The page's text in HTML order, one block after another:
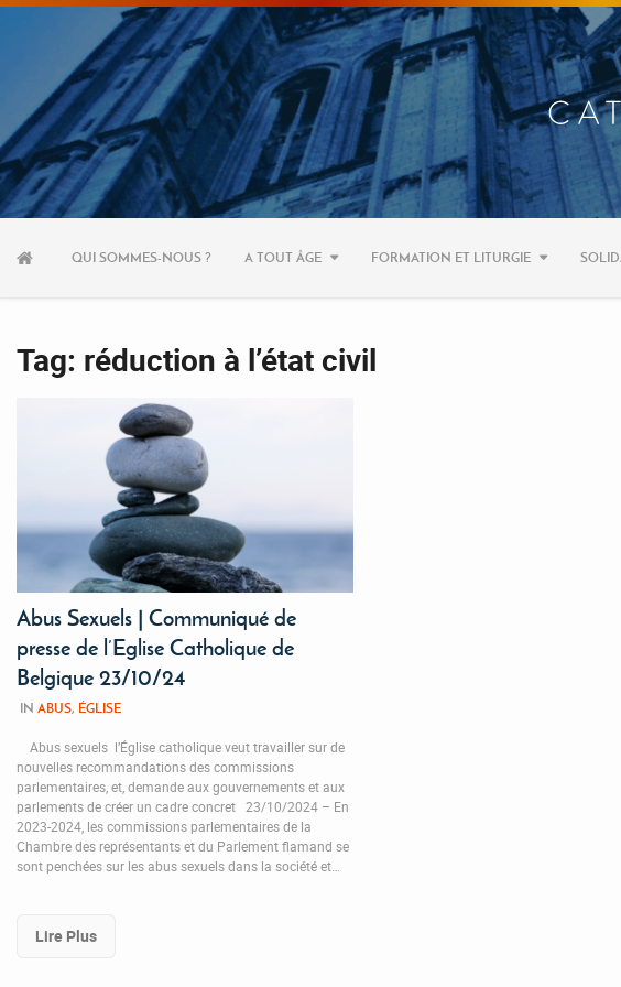
au
contenu
QUI SOMMES-NOUS ? A TOUT ÂGE FORMATION ET LITURGIE
Tag: réduction à l’état civil
Abus Sexuels | Communiqué de
presse de l’Eglise Catholique de
Belgique 23/10/24
IN ABUS, ÉGLISE
Abus sexuels l’Église catholique veut travailler sur de
nouvelles recommandations des commissions
parlementaires, et, demande aux gouvernements et aux
parlements de créer un cadre concret 23/10/2024 – En
2023-2024, les commissions parlementaires de la
Chambre des représentants et du Parlement flamand se
sont penchées sur les abus sexuels dans la société et…
Lire Plus